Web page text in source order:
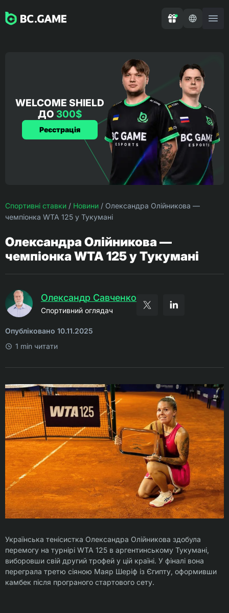
WELCOME SHIELD
ДО 300$
Реєстрація
Спортивні ставки / Новини / Олександра Олійникова —
чемпіонка WTA 125 у Тукумані
Олександра Олійникова —
чемпіонка WTA 125 у Тукумані
Олександр Савченко
Спортивний оглядач
Опубліковано 10.11.2025
1 min читати
Українська тенісистка Олександра Олійникова здобула
перемогу на турнірі WTA 125 в аргентинському Тукумані,
виборовши свій другий трофей у цій країні. У фіналі вона
переграла третю сіяною Маяр Шеріф із Єгипту, оформивши
камбек після програного стартового сету.